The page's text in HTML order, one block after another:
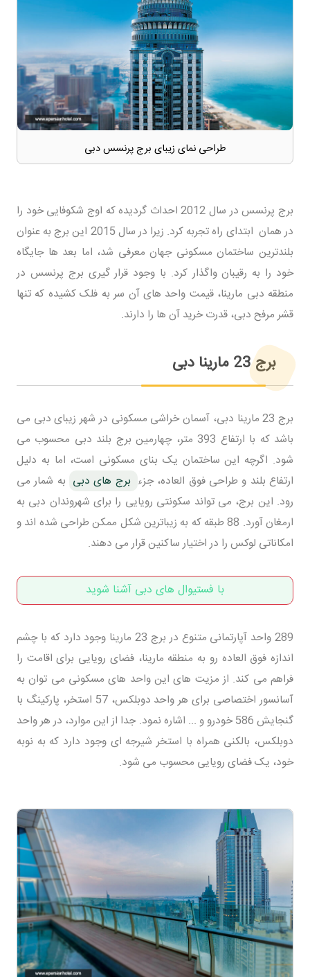
طراحی نمای زیبای برج پرنسس دبی
برج پرنسس در سال 2012 احداث گردیده که اوج شکوفایی خود را
در همان ابتدای راه تجربه کرد. زیرا در سال 2015 این برج به عنوان
بلندترین ساختمان مسکونی جهان معرفی شد، اما بعد ها جایگاه
خود را به رقیبان واگذار کرد. با وجود قرار گیری برج پرنسس در
منطقه دبی مارینا، قیمت واحد های آن سر به فلک کشیده که تنها
قشر مرفح دبی، قدرت خرید آن ها را دارند.
برج 23 مارینا دبی
برج 23 مارینا دبی، آسمان خراشی مسکونی در شهر زیبای دبی می
باشد که با ارتفاع 393 متر، چهارمین برج بلند دبی محسوب می
شود. اگرچه این ساختمان یک بنای مسکونی است، اما به دلیل
ارتفاع بلند و طراحی فوق العاده، جزء برج های دبی به شمار می
رود. این برج، می تواند سکونتی رویایی را برای شهروندان دبی به
ارمغان آورد. 88 طبقه که به زیباترین شکل ممکن طراحی شده اند و
امکاناتی لوکس را در اختیار ساکنین قرار می دهند.
با فستیوال های دبی آشنا شوید
289 واحد آپارتمانی متنوع در برج 23 مارینا وجود دارد که با چشم
اندازه فوق العاده رو به منطقه مارینا، فضای رویایی برای اقامت را
فراهم می کند. از مزیت های این واحد های مسکونی می توان به
آسانسور اختصاصی برای هر واحد دوبلکس، 57 استخر، پارکینگ با
گنجایش 586 خودرو و ... اشاره نمود. جدا از این موارد، در هر واحد
دوبلکس، بالکنی همراه با استخر شیرجه ای وجود دارد که به نوبه
خود، یک فضای رویایی محسوب می شود.